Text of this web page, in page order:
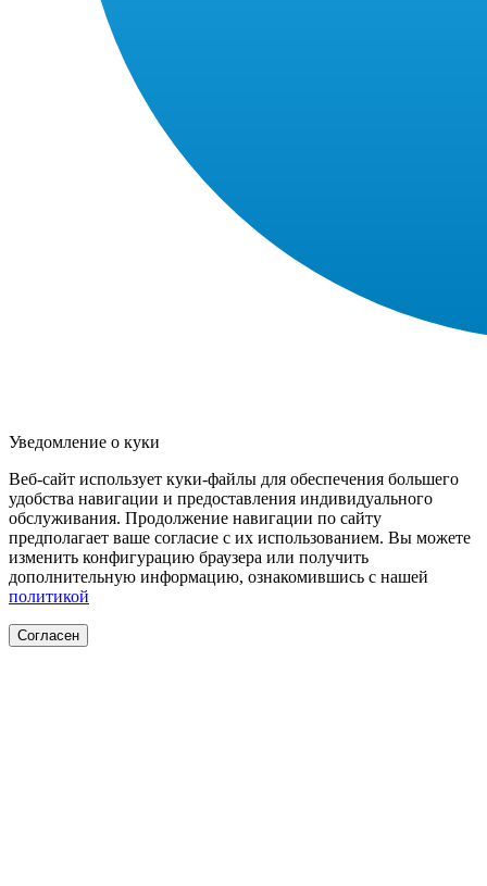
Уведомление о куки
Веб-сайт использует куки-файлы для обеспечения большего
удобства навигации и предоставления индивидуального
обслуживания. Продолжение навигации по сайту
предполагает ваше согласие с их использованием. Вы можете
изменить конфигурацию браузера или получить
дополнительную информацию, ознакомившись с нашей
политикой
Согласен